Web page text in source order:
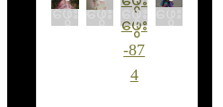
ဖွေး ဖွေး ဖွေး ဖွေး